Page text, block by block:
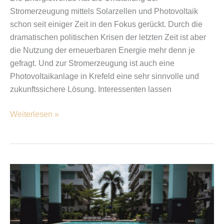
Stromerzeugung mittels Solarzellen und Photovoltaik
schon seit einiger Zeit in den Fokus gerückt. Durch die
dramatischen politischen Krisen der letzten Zeit ist aber
die Nutzung der erneuerbaren Energie mehr denn je
gefragt. Und zur Stromerzeugung ist auch eine
Photovoltaikanlage in Krefeld eine sehr sinnvolle und
zukunftssichere Lösung. Interessenten lassen
Weiterlesen »
Die
besten
Gadgets
rund
um